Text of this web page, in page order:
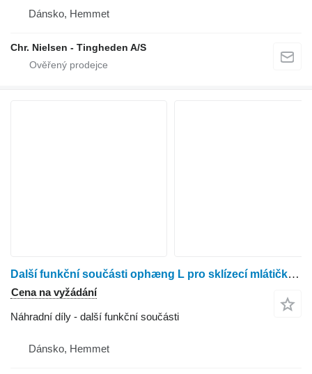
Dánsko, Hemmet
Chr. Nielsen - Tingheden A/S
Další funkční součásti ophæng L pro sklízecí mlátičku New Holland TF44
Cena na vyžádání
Náhradní díly - další funkční součásti
Dánsko, Hemmet